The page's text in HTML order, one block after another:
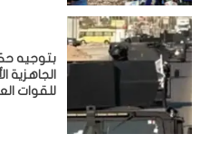
بتوجيه
الجاهزية
للقوات